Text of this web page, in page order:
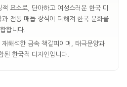
요소로, 단아하고 여성스러운 한국 미
전통 매듭 장식이 더해져 한국 문화를
합니다.
해석한 금속 책갈피이며, 태극문양과
된 한국적 디자인입니다.